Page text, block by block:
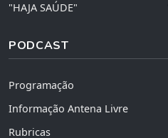
"HAJA SAÚDE"
PODCAST
Programação
Informação Antena Livre
Rubricas